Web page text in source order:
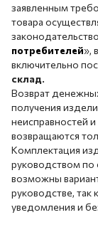
заявленным
товара
потребителей»,
включительно
склад.
Возврат
получения
неисправностей
возвращаются
Комплектация
руководством по
возможны
руководстве, так
уведомления и